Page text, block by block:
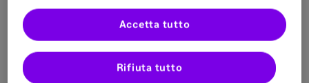
Rifiuta tutto
Accetta tutto